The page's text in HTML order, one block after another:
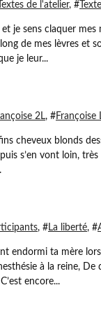
Textes de l'atelier, #
je sens claquer
de mes lèvres et
je leur...
2L, #Françoise
cheveux blonds
s’en vont loin, très
, #La liberté, #
endormi ta mère
à la reine,
encore...